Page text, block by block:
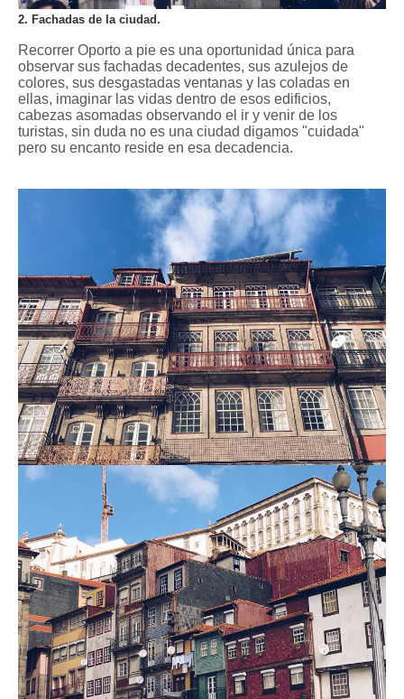
2. Fachadas de la ciudad.
Recorrer Oporto a pie es una oportunidad única para
observar sus fachadas decadentes, sus azulejos de
colores, sus desgastadas ventanas y las coladas en
ellas, imaginar las vidas dentro de esos edificios,
cabezas asomadas observando el ir y venir de los
turistas, sin duda no es una ciudad digamos "cuidada"
pero su encanto reside en esa decadencia.